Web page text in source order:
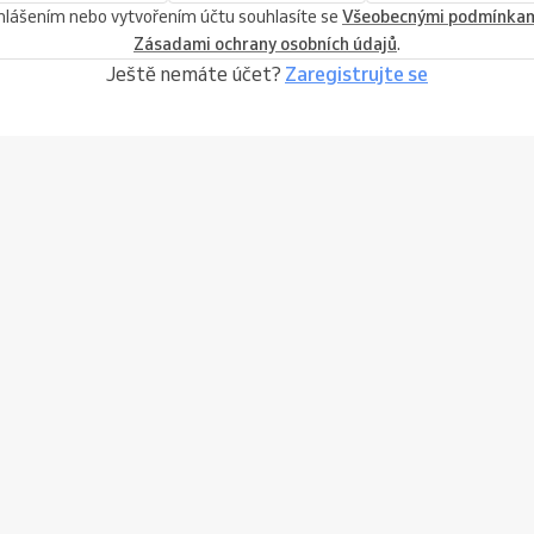
nebo vytvořením účtu souhlasíte se Všeobecnými
Zásadami ochrany osobních údajů.
Ještě nemáte účet? Zaregistrujte se